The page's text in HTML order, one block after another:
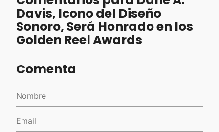
Davis, Icono del Diseño
Sonoro, Será Honrado en los
Golden Reel Awards
Comenta